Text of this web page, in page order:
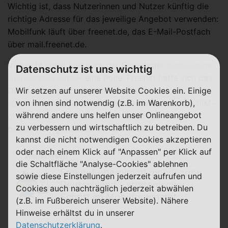
Wichtig ist, dass Nutzerinnen und Nutzer künftig die
richtige Adresse für das jeweilige Angebot verwenden:
Mobilfunk läuft über freenet.de, das E-Mail-Postfach
über mail.freenet.de.
Vielleicht spielt hier auch der Erwerb der
eine Rolle. Freenet hatte sich das
Deutschlandgeschäft, das vor allem durch
sparhandy.deoderDEINHANDYsowie einzelnen SIM-
only-Marken wieHIGH mobileoder sparSIM
bekannt(er) geworden ist, einverleibt.
Weiterlesen
Freenet übernimmt mobilezone
Deutschland – strategischer
Schritt im Mobilfunkmarkt
Datenschutz ist uns wichtig
Wir setzen auf unserer Website Cookies ein. Einige
von ihnen sind notwendig (z.B. im Warenkorb),
während andere uns helfen unser Onlineangebot
zu verbessern und wirtschaftlich zu betreiben. Du
kannst die nicht notwendigen Cookies akzeptieren
oder nach einem Klick auf "Anpassen" per Klick auf
die Schaltfläche "Analyse-Cookies" ablehnen
sowie diese Einstellungen jederzeit aufrufen und
Cookies auch nachträglich jederzeit abwählen
(z.B. im Fußbereich unserer Website). Nähere
Hinweise erhältst du in unserer
Datenschutzerklärung.